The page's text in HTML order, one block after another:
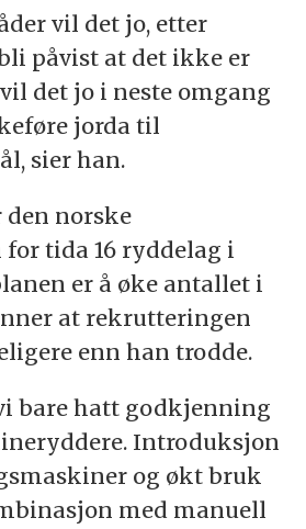
vil det jo, etter
påvist at det ikke er
det jo i neste omgang
jorda til
sier han.
den norske
tida 16 ryddelag i
er å øke antallet i
at rekrutteringen
enn han trodde.
bare hatt godkjenning
Introduksjon
og økt bruk
med manuell